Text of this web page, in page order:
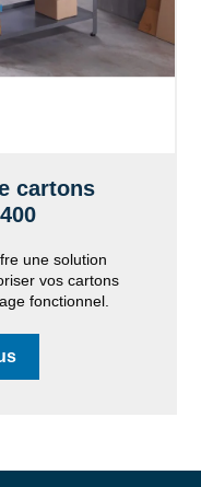
cartons
une solution
vos cartons
fonctionnel.